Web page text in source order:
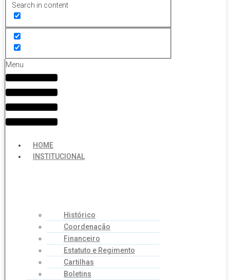
Search in content
Menu
HOME
INSTITUCIONAL
Histórico
Coordenação
Financeiro
Estatuto e Regimento
Cartilhas
Boletins